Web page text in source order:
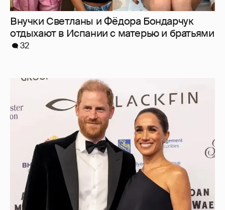
Меган Маркл и принц Гарри вышли в свет
в Канаде